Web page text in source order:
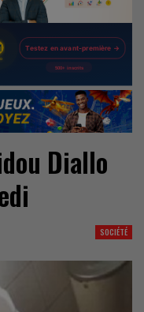
Diallo
SOCIÉTÉ